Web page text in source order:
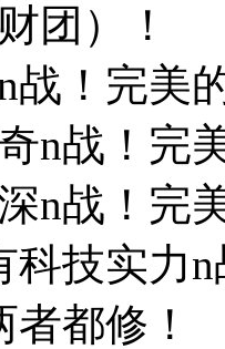
团）！
战！完美
n战！完
n战！完
科技实力
都修！